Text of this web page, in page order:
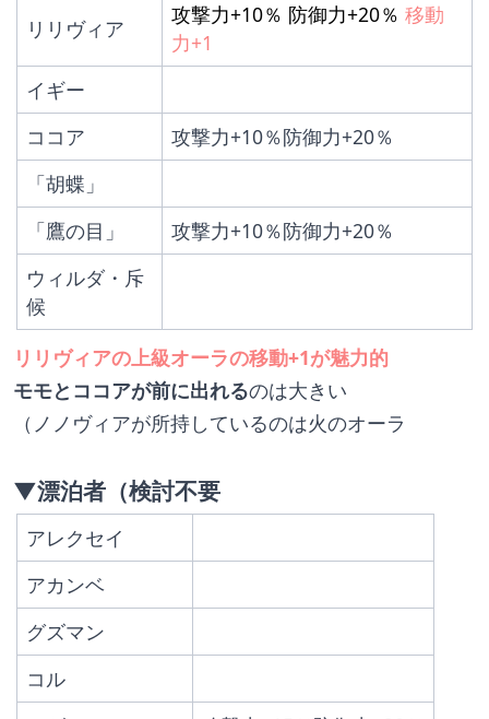
リリヴィア
攻撃力+10％ 防御力+20％ 移動
力+1
イギー
ココア
攻撃力+10％防御力+20％
「胡蝶」
「鷹の目」
攻撃力+10％防御力+20％
ウィルダ・斥
候
リリヴィアの上級オーラの移動+1が魅力的
モモとココアが前に出れるのは大きい
（ノノヴィアが所持しているのは火のオーラ
▼漂泊者（検討不要
アレクセイ
アカンベ
グズマン
コル